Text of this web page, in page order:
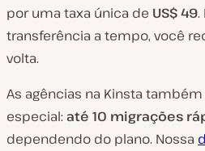
por uma taxa única de US$ 49.
transferência a tempo, você
volta.
As agências na Kinsta
especial: até 10 migrações
dependendo do plano. Nossa